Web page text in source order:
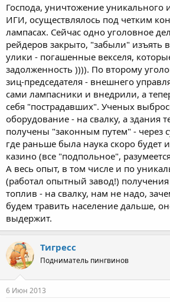
Господа, уничтожение уникального
ИГИ, осуществлялось под четким
лампасах. Сейчас одно уголовное
рейдеров закрыто, "забыли" изъять
улики - погашенные векселя,
задолженность )))). По второму
зиц-председателя - внешнего
сами лампасники и внедрили, а
себя "пострадавших". Ученых
оборудование - на свалку, а здания
получены "законным путем" - через
где раньше была наука скоро будет
казино (все "подпольное",
А весь опыт, в том числе и по
(работал опытный завод!)
топлив - на свалку, нам не надо,
будем травить население дальше,
выдержит.
Тигресс
Подниматель пингвинов
6 Июн 2013